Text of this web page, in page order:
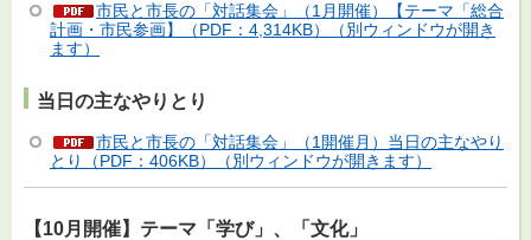
市民と市長の「対話集会」（1月開催）【テーマ「総合
計画・市民参画】（PDF：4,314KB）（別ウィンドウが開き
ます）
当日の主なやりとり
市民と市長の「対話集会」（1開催月）当日の主なやり
とり（PDF：406KB）（別ウィンドウが開きます）
【10月開催】テーマ「学び」、「文化」